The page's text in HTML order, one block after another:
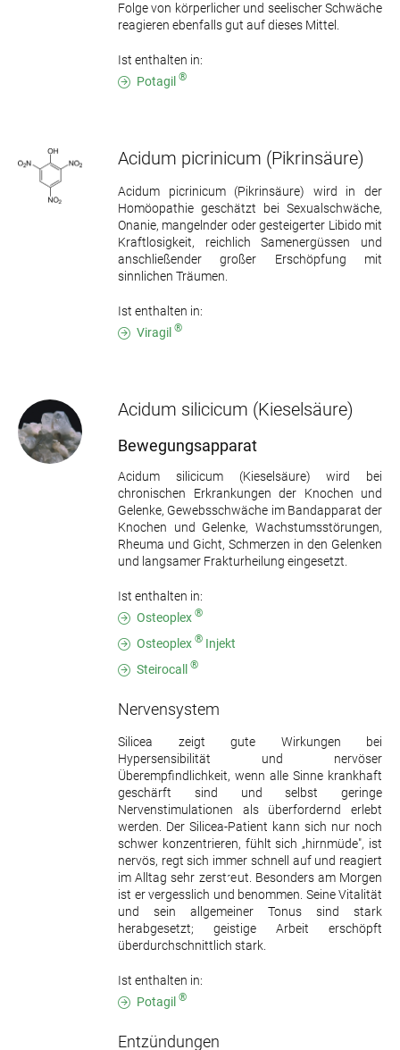
Folge von körperlicher und seelischer Schwäche
reagieren ebenfalls gut auf dieses Mittel.
Ist enthalten in:
Potagil ®
Acidum picrinicum (Pikrinsäure)
Acidum picrinicum (Pikrinsäure) wird in der
Homöopathie geschätzt bei Sexualschwäche,
Onanie, mangelnder oder gesteigerter Libido mit
Kraftlosigkeit, reichlich Samenergüssen und
anschließender großer Erschöpfung mit
sinnlichen Träumen.
Ist enthalten in:
Viragil ®
Acidum silicicum (Kieselsäure)
Bewegungsapparat
Acidum silicicum (Kieselsäure) wird bei
chronischen Erkrankungen der Knochen und
Gelenke, Gewebsschwäche im Bandapparat der
Knochen und Gelenke, Wachstumsstörungen,
Rheuma und Gicht, Schmerzen in den Gelenken
und langsamer Frakturheilung eingesetzt.
Ist enthalten in:
Osteoplex ®
Osteoplex ® Injekt
Steirocall ®
Nervensystem
Silicea zeigt gute Wirkungen bei
Hypersensibilität und nervöser
Überempfindlichkeit, wenn alle Sinne krankhaft
geschärft sind und selbst geringe
Nervenstimulationen als überfordernd erlebt
werden. Der Silicea-Patient kann sich nur noch
schwer konzentrieren, fühlt sich „hirnmüde", ist
nervös, regt sich immer schnell auf und reagiert
im Alltag sehr zerstreut. Besonders am Morgen
ist er vergesslich und benommen. Seine Vitalität
und sein allgemeiner Tonus sind stark
herabgesetzt; geistige Arbeit erschöpft
überdurchschnittlich stark.
Ist enthalten in:
Potagil ®
Entzündungen